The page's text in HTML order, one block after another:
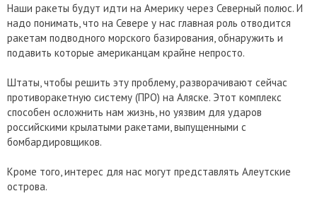
Наши ракеты будут идти на Америку через Северный полюс. И
надо понимать, что на Севере у нас главная роль отводится
ракетам подводного морского базирования, обнаружить и
подавить которые американцам крайне непросто.
Штаты, чтобы решить эту проблему, разворачивают сейчас
противоракетную систему (ПРО) на Аляске. Этот комплекс
способен осложнить нам жизнь, но уязвим для ударов
российскими крылатыми ракетами, выпущенными с
бомбардировщиков.
Кроме того, интерес для нас могут представлять Алеутские
острова.